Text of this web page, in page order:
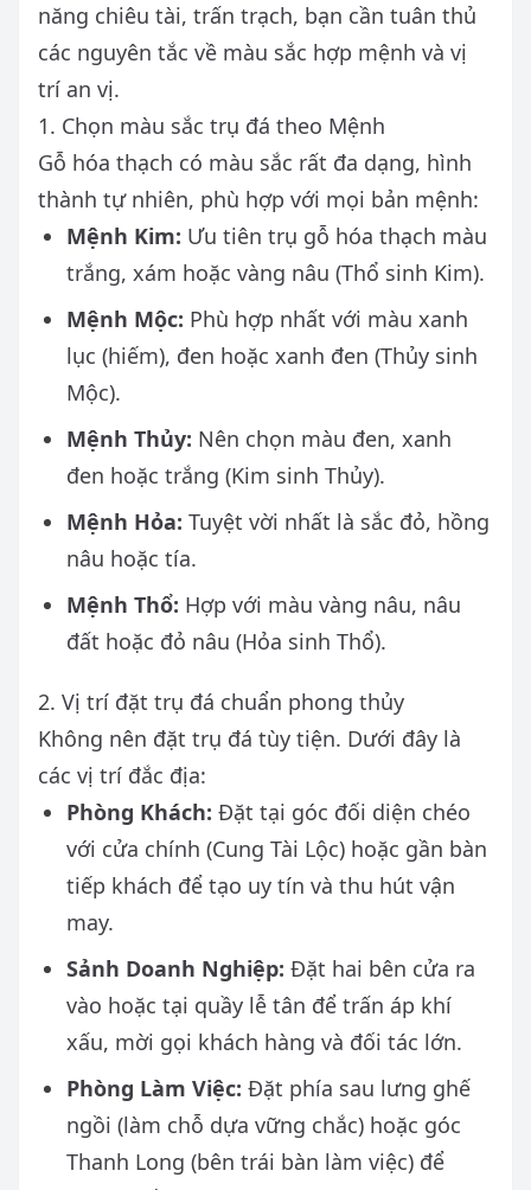
năng chiêu tài, trấn trạch, bạn cần tuân thủ
các nguyên tắc về màu sắc hợp mệnh và vị
trí an vị.
1. Chọn màu sắc trụ đá theo Mệnh
Gỗ hóa thạch có màu sắc rất đa dạng, hình
thành tự nhiên, phù hợp với mọi bản mệnh:
Mệnh Kim: Ưu tiên trụ gỗ hóa thạch màu
trắng, xám hoặc vàng nâu (Thổ sinh Kim).
Mệnh Mộc: Phù hợp nhất với màu xanh
lục (hiếm), đen hoặc xanh đen (Thủy sinh
Mộc).
Mệnh Thủy: Nên chọn màu đen, xanh
đen hoặc trắng (Kim sinh Thủy).
Mệnh Hỏa: Tuyệt vời nhất là sắc đỏ, hồng
nâu hoặc tía.
Mệnh Thổ: Hợp với màu vàng nâu, nâu
đất hoặc đỏ nâu (Hỏa sinh Thổ).
2. Vị trí đặt trụ đá chuẩn phong thủy
Không nên đặt trụ đá tùy tiện. Dưới đây là
các vị trí đắc địa:
Phòng Khách: Đặt tại góc đối diện chéo
với cửa chính (Cung Tài Lộc) hoặc gần bàn
tiếp khách để tạo uy tín và thu hút vận
may.
Sảnh Doanh Nghiệp: Đặt hai bên cửa ra
vào hoặc tại quầy lễ tân để trấn áp khí
xấu, mời gọi khách hàng và đối tác lớn.
Phòng Làm Việc: Đặt phía sau lưng ghế
ngồi (làm chỗ dựa vững chắc) hoặc góc
Thanh Long (bên trái bàn làm việc) để